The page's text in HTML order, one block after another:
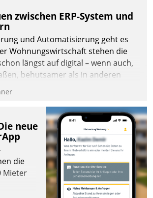
was es
zwischen ERP-System und
und Automatisierung geht es
Wohnungswirtschaft stehen die
längst auf digital – wenn auch,
behutsamer als in anderen
neue
die
Mieter